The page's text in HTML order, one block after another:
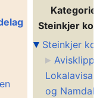
Steinkjer
Steinkjer
Avisklipp
Lokalavisa
og